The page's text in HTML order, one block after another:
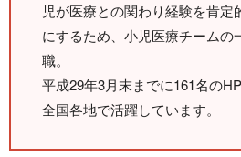
児が医療との関わり経験を肯定
にするため、小児医療チームの
職。
平成29年3月末までに161名の
全国各地で活躍しています。